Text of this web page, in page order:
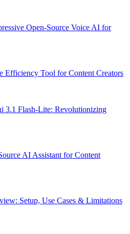
Open-Source Voice AI for
Efficiency Tool for Content Creators
3.1 Flash-Lite: Revolutionizing
AI Assistant for Content
Setup, Use Cases & Limitations